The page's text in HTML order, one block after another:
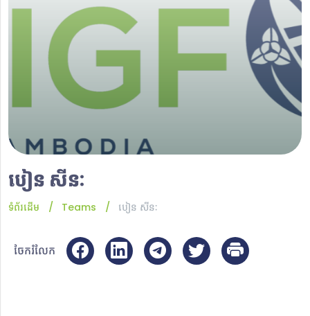
បៀន សីនៈ
ទំព័រដើម Teams បៀន សីនៈ
ចែករំលែក